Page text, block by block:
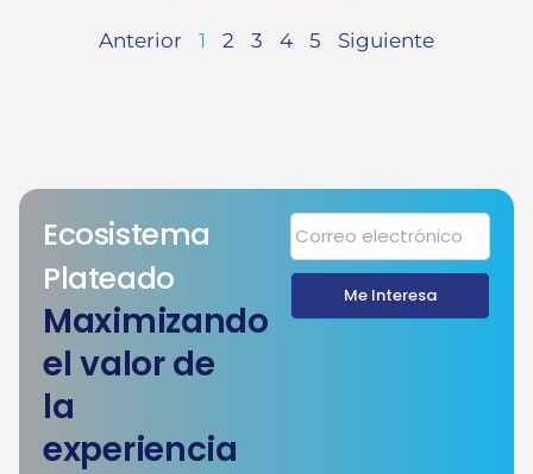
Anterior 1 2 3 4 5 Siguiente
Ecosistema
Plateado
Maximizando
el valor de
la
experiencia
Me Interesa